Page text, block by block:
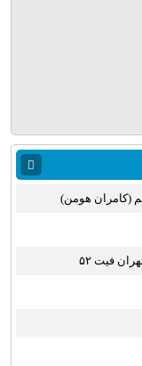
(کامران هومن)
فیت ۵۲